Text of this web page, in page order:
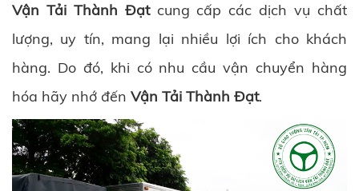
Vận Tải Thành Đạtcung cấp các dịch vụ chất
lượng, uy tín, mang lại nhiều lợi ích cho khách
hàng. Do đó, khi có nhu cầu vận chuyển hàng
hóa hãy nhớ đến Vận Tải Thành Đạt.